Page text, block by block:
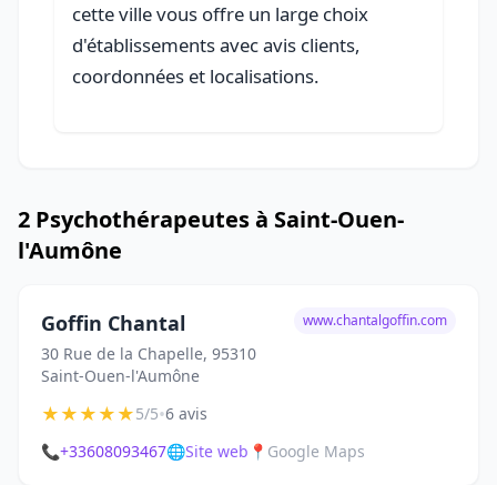
cette ville vous offre un large choix
d'établissements avec avis clients,
coordonnées et localisations.
2 Psychothérapeutes à Saint-Ouen-
l'Aumône
Goffin Chantal
30 Rue de la Chapelle, 95310
Saint-Ouen-l'Aumône
www.chantalgoffin.com
★★★★★5/5•6 avis
📞+33608093467🌐Site web 📍 Google Maps